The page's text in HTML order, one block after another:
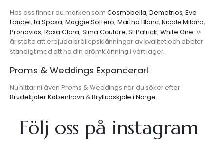
Hos oss finner du märken som Cosmobella, Demetrios, Eva
Landel, La Sposa, Maggie Sottero, Martha Blanc, Nicole Milano,
Pronovias, Rosa Clara, Sima Couture, St Patrick, White One. Vi
är stolta att erbjuda bröllopsklänningar av kvalitet och abetar
ständigt med att ha din drömklänning i vårt lager.
Proms & Weddings Expanderar!
Nu hittar ni även Proms & Weddings när du söker efter
Brudekjoler København &Bryllupskjole i Norge.
Följ oss på instagram